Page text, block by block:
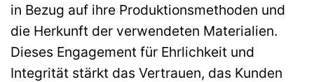
in Bezug auf ihre Produktionsmethoden und
die Herkunft der verwendeten Materialien.
Dieses Engagement für Ehrlichkeit und
Integrität stärkt das Vertrauen, das Kunden